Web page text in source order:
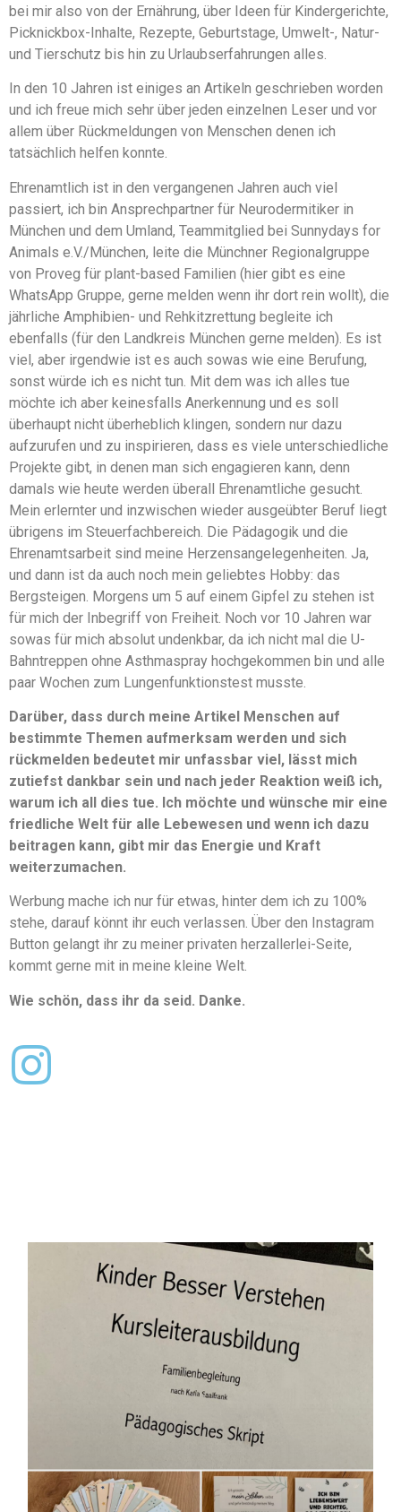
bei mir also von der Ernährung, über Ideen für Kindergerichte,
Picknickbox-Inhalte, Rezepte, Geburtstage, Umwelt-, Natur-
und Tierschutz bis hin zu Urlaubserfahrungen alles.
In den 10 Jahren ist einiges an Artikeln geschrieben worden
und ich freue mich sehr über jeden einzelnen Leser und vor
allem über Rückmeldungen von Menschen denen ich
tatsächlich helfen konnte.
Ehrenamtlich ist in den vergangenen Jahren auch viel
passiert, ich bin Ansprechpartner für Neurodermitiker in
München und dem Umland, Teammitglied bei Sunnydays for
Animals e.V./München, leite die Münchner Regionalgruppe
von Proveg für plant-based Familien (hier gibt es eine
WhatsApp Gruppe, gerne melden wenn ihr dort rein wollt), die
jährliche Amphibien- und Rehkitzrettung begleite ich
ebenfalls (für den Landkreis München gerne melden). Es ist
viel, aber irgendwie ist es auch sowas wie eine Berufung,
sonst würde ich es nicht tun. Mit dem was ich alles tue
möchte ich aber keinesfalls Anerkennung und es soll
überhaupt nicht überheblich klingen, sondern nur dazu
aufzurufen und zu inspirieren, dass es viele unterschiedliche
Projekte gibt, in denen man sich engagieren kann, denn
damals wie heute werden überall Ehrenamtliche gesucht.
Mein erlernter und inzwischen wieder ausgeübter Beruf liegt
übrigens im Steuerfachbereich. Die Pädagogik und die
Ehrenamtsarbeit sind meine Herzensangelegenheiten. Ja,
und dann ist da auch noch mein geliebtes Hobby: das
Bergsteigen. Morgens um 5 auf einem Gipfel zu stehen ist
für mich der Inbegriff von Freiheit. Noch vor 10 Jahren war
sowas für mich absolut undenkbar, da ich nicht mal die U-
Bahntreppen ohne Asthmaspray hochgekommen bin und alle
paar Wochen zum Lungenfunktionstest musste.
Darüber, dass durch meine Artikel Menschen auf
bestimmte Themen aufmerksam werden und sich
rückmelden bedeutet mir unfassbar viel, lässt mich
zutiefst dankbar sein und nach jeder Reaktion weiß ich,
warum ich all dies tue. Ich möchte und wünsche mir eine
friedliche Welt für alle Lebewesen und wenn ich dazu
beitragen kann, gibt mir das Energie und Kraft
weiterzumachen.
Werbung mache ich nur für etwas, hinter dem ich zu 100%
stehe, darauf könnt ihr euch verlassen. Über den Instagram
Button gelangt ihr zu meiner privaten herzallerlei-Seite,
kommt gerne mit in meine kleine Welt.
Wie schön, dass ihr da seid. Danke.